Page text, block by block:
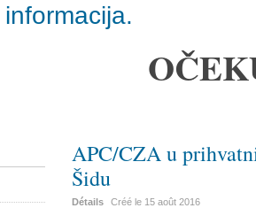
APC/CZA u
Šidu
Détails Créé le 15 août 2016